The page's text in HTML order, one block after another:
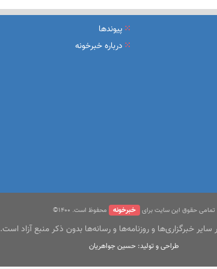
گروه صنعتی انتخاب
پیوندها
درباره خبرخونه
تمامی حقوق این سایت برای خبرخونه محفوظ است. ۱400©
سایر خبرگزاری‌ها و روزنامه‌ها و رسانه‌ها بدون ذکر منبع آزاد است.
طراحی و تولید: حسین جواهریان